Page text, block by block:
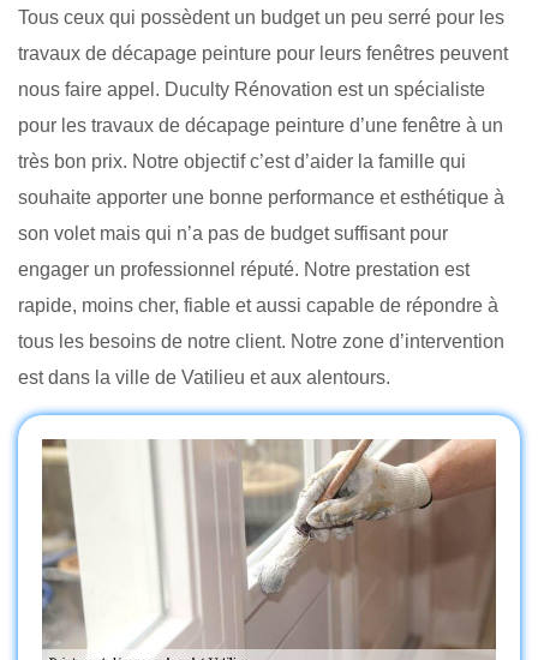
Tous ceux qui possèdent un budget un peu serré pour les
travaux de décapage peinture pour leurs fenêtres peuvent
nous faire appel. Duculty Rénovation est un spécialiste
pour les travaux de décapage peinture d’une fenêtre à un
très bon prix. Notre objectif c’est d’aider la famille qui
souhaite apporter une bonne performance et esthétique à
son volet mais qui n’a pas de budget suffisant pour
engager un professionnel réputé. Notre prestation est
rapide, moins cher, fiable et aussi capable de répondre à
tous les besoins de notre client. Notre zone d’intervention
est dans la ville de Vatilieu et aux alentours.